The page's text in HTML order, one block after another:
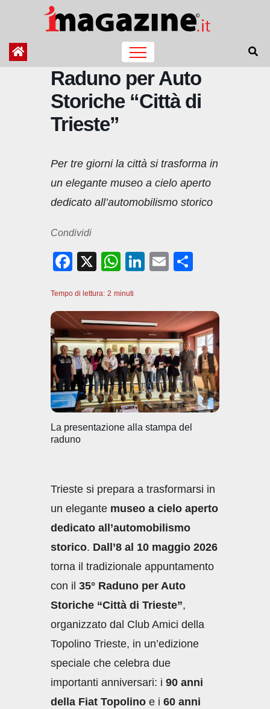
contenuto
Raduno per Auto
Storiche “Città di
Trieste”
Per tre giorni la città si trasforma in
un elegante museo a cielo aperto
dedicato all’automobilismo storico
Condividi
F
c
e
b
o
o
k
X
W
at
s
A
p
p
Li
e
dI
n
E
di
vi
di
Tempo di lettura: 2 minuti
La presentazione alla stampa del
raduno
Trieste si prepara a trasformarsi in
un elegante museo a cielo aperto
dedicato all’automobilismo
storico. Dall’8 al 10 maggio 2026
torna il tradizionale appuntamento
con il 35° Raduno per Auto
Storiche “Città di Trieste”,
organizzato dal Club Amici della
Topolino Trieste, in un’edizione
speciale che celebra due
importanti anniversari: i 90 anni
della Fiat Topolino e i 60 anni